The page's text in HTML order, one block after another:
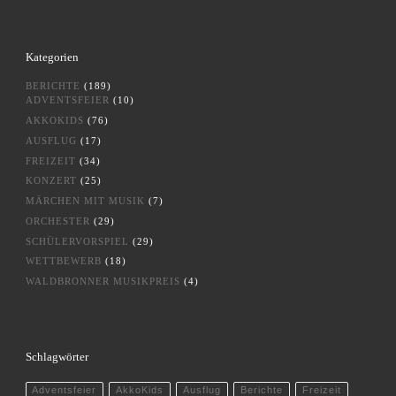
Kategorien
BERICHTE (189)
ADVENTSFEIER (10)
AKKOKIDS (76)
AUSFLUG (17)
FREIZEIT (34)
KONZERT (25)
MÄRCHEN MIT MUSIK (7)
ORCHESTER (29)
SCHÜLERVORSPIEL (29)
WETTBEWERB (18)
WALDBRONNER MUSIKPREIS (4)
Schlagwörter
Adventsfeier AkkoKids Ausflug Berichte Freizeit